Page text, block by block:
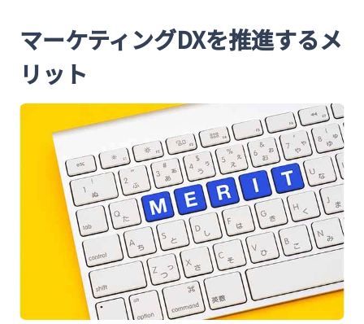
マーケティングDXを推進するメ
リット